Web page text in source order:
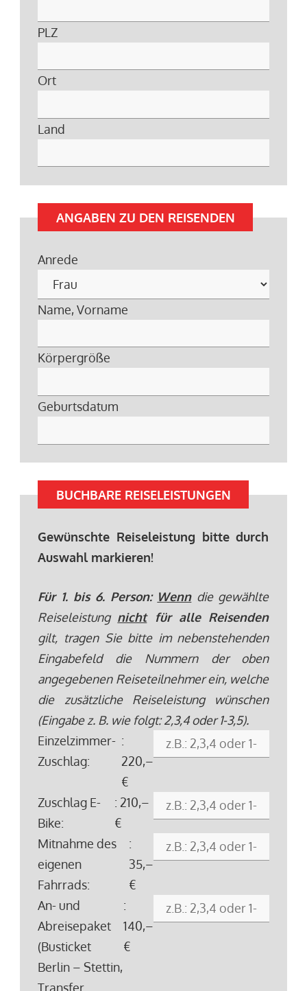
PLZ
Ort
Land
ANGABEN ZU DEN REISENDEN
Anrede
Name, Vorname
Körpergröße
Geburtsdatum
BUCHBARE REISELEISTUNGEN
Gewünschte Reiseleistung bitte durch
Auswahl markieren!
Für 1. bis 6. Person: Wenn die gewählte
Reiseleistung nichtfür alle Reisenden
gilt, tragen Sie bitte im nebenstehenden
Eingabefeld die Nummern der oben
angegebenen Reiseteilnehmer ein, welche
die zusätzliche Reiseleistung wünschen
(Eingabe z. B. wie folgt: 2,3,4 oder 1-3,5).
Einzelzimmer-
Zuschlag:
:
220,–
€
Zuschlag E-
Bike:
: 210,–
€
Mitnahme des
eigenen
Fahrrads:
:
35,–
€
An- und
Abreisepaket
(Busticket
Berlin – Stettin,
Transfer
:
140,–
€